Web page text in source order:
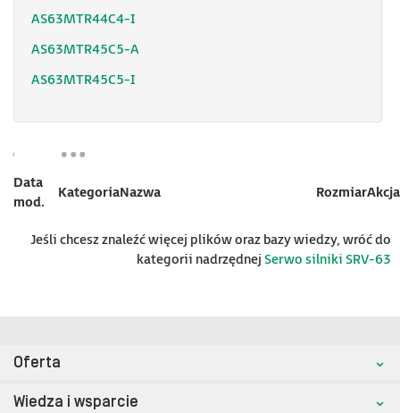
AS63MTR44C4-I
AS63MTR45C5-A
AS63MTR45C5-I
Data
mod.
KategoriaNazwa RozmiarAkcja
Jeśli chcesz znaleźć więcej plików oraz bazy wiedzy, wróć do
kategorii nadrzędnej Serwo silniki SRV-63
Oferta
Wiedza i wsparcie